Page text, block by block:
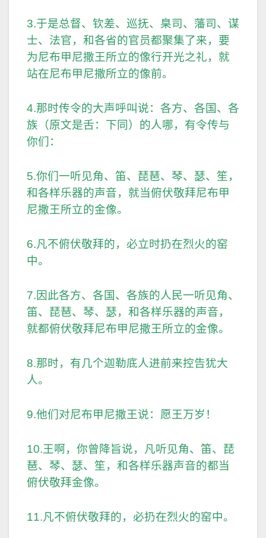
3.于是总督、钦差、巡抚、臬司、藩司、谋
士、法官，和各省的官员都聚集了来，要
为尼布甲尼撒王所立的像行开光之礼，就
站在尼布甲尼撒所立的像前。
4.那时传令的大声呼叫说：各方、各国、各
族（原文是舌：下同）的人哪，有令传与
你们：
5.你们一听见角、笛、琵琶、琴、瑟、笙，
和各样乐器的声音，就当俯伏敬拜尼布甲
尼撒王所立的金像。
6.凡不俯伏敬拜的，必立时扔在烈火的窑
中。
7.因此各方、各国、各族的人民一听见角、
笛、琵琶、琴、瑟，和各样乐器的声音，
就都俯伏敬拜尼布甲尼撒王所立的金像。
8.那时，有几个迦勒底人进前来控告犹大
人。
9.他们对尼布甲尼撒王说：愿王万岁！
10.王啊，你曾降旨说，凡听见角、笛、琵
琶、琴、瑟、笙，和各样乐器声音的都当
俯伏敬拜金像。
11.凡不俯伏敬拜的，必扔在烈火的窑中。